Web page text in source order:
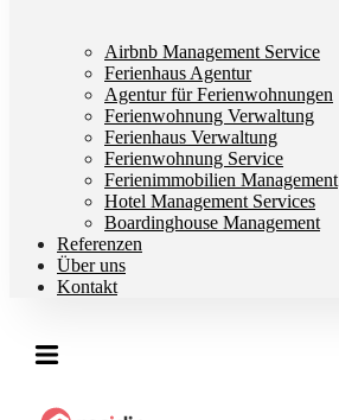
Airbnb Management Service
Ferienhaus Agentur
Agentur für Ferienwohnungen
Ferienwohnung Verwaltung
Ferienhaus Verwaltung
Ferienwohnung Service
Ferienimmobilien Management
Hotel Management Services
Boardinghouse Management
Referenzen
Über uns
Kontakt